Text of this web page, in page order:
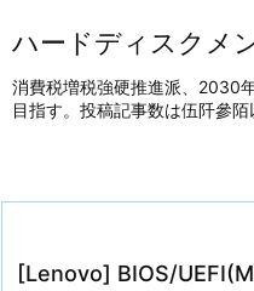
ハードディスクメ
消費税増税強硬推進派、2030
目指す。投稿記事数は伍阡參陌
[Lenovo] BIOS/